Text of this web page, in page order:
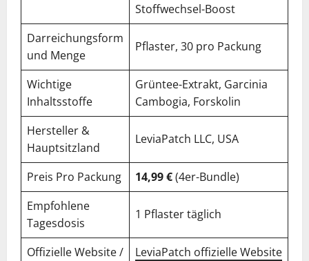
Stoffwechsel-Boost
Darreichungsform
und Menge
Pflaster, 30 pro Packung
Wichtige
Inhaltsstoffe
Grüntee-Extrakt, Garcinia
Cambogia, Forskolin
Hersteller &
Hauptsitzland
LeviaPatch LLC, USA
Preis Pro Packung 14,99 €(4er-Bundle)
Empfohlene
Tagesdosis
1 Pflaster täglich
Offizielle Website /
LeviaPatch offizielle Website